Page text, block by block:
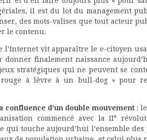
il est du lot du management
des mots-valises que tout acteur
le contenu.
l’Internet vit apparaître le e-citoyen
donner finalement naissance
stratégiques qui ne peuvent se
à lèvre à un bull-dog » pour
confluence d’un double mouvement :
commencé avec la II°
qui touche aujourd’hui l’ensemble des